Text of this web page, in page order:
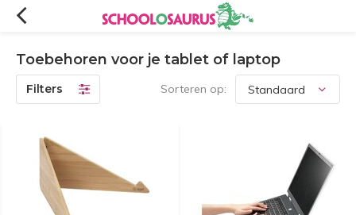
Toebehoren voor je tablet of laptop
Filters Sorteren op: